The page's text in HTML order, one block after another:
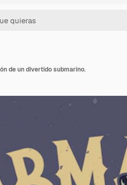
de un divertido submarino.